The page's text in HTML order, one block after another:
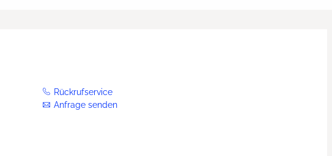
Rückrufservice
Anfrage senden